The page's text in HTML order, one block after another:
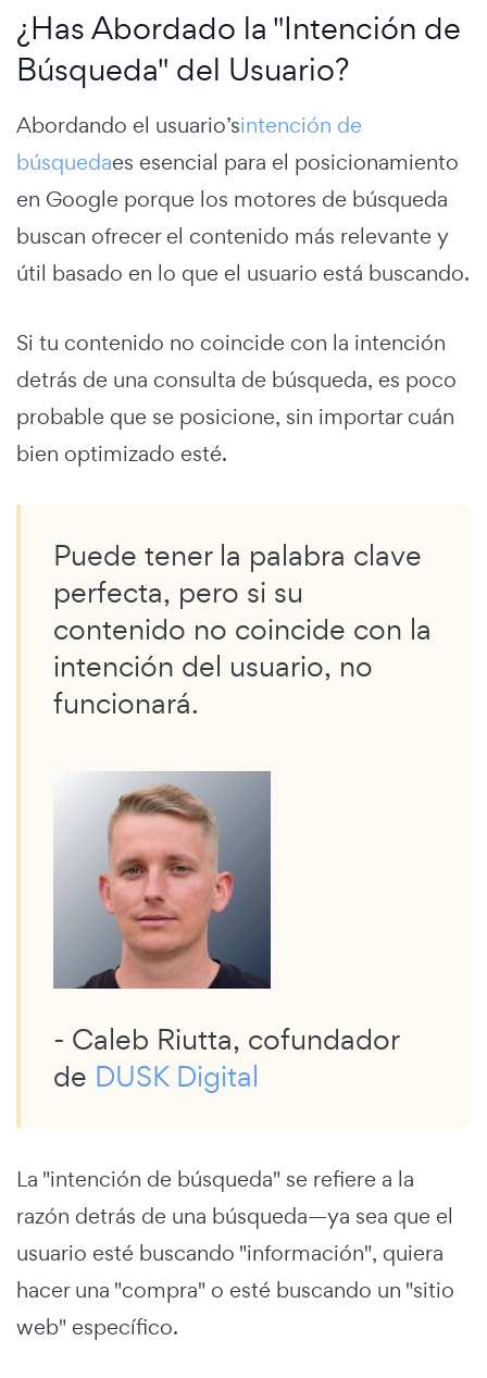
¿Has Abordado la "Intención de
Búsqueda" del Usuario?
Abordando el usuario’sintención de
búsquedaes esencial para el posicionamiento
en Google porque los motores de búsqueda
buscan ofrecer el contenido más relevante y
útil basado en lo que el usuario está buscando.
Si tu contenido no coincide con la intención
detrás de una consulta de búsqueda, es poco
probable que se posicione, sin importar cuán
bien optimizado esté.
Puede tener la palabra clave
perfecta, pero si su
contenido no coincide con la
intención del usuario, no
funcionará.
- Caleb Riutta, cofundador
de DUSK Digital
La "intención de búsqueda" se refiere a la
razón detrás de una búsqueda—ya sea que el
usuario esté buscando "información", quiera
hacer una "compra" o esté buscando un "sitio
web" específico.